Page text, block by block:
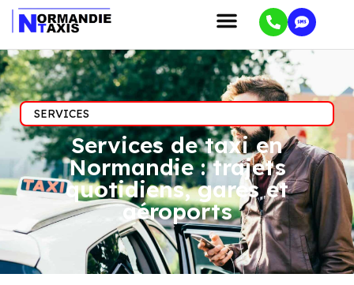
SERVICES
Services de taxi en
Normandie : trajets
quotidiens, gares et
aéroports